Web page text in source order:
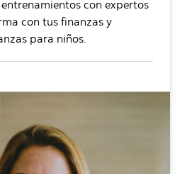
con expertos
con tus finanzas y
para niños.